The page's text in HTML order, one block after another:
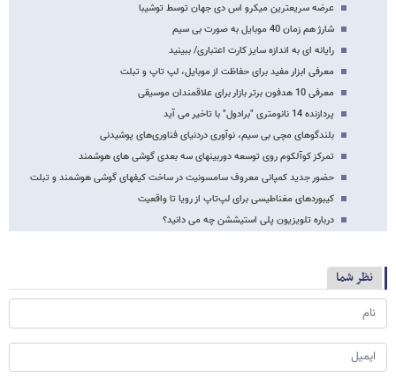
عرضه سریعترین میکرو اس دی جهان توسط توشیبا
شارژ هم زمان 40 موبایل به صورت بی سیم
رایانه ای به اندازه سایز کارت اعتباری/ ببینید
معرفی ابزار مفید برای حفاظت از موبایل، لپ تاپ و تبلت
معرفی 10 هدفون برتر بازار برای علاقمندان موسیقی
پردازنده 14 نانومتری "برادول" با تاخیر می آید
بلندگوهای مچی بی سیم، نوآوری دردنیای فناوری‌های پوشیدنی
تمرکز کوآلکوم روی توسعه دوربینهای سه بعدی گوشی های هوشمند
حضور جدید کمپانی معروف سامسونیت در ساخت کیفهای گوشی هوشمند و تبلت
کیبوردهای مغناطیسی برای لپ‌تاپ از رویا تا واقعیت
درباره تلویزیون پلی استیششن چه می دانید؟
نظر شما